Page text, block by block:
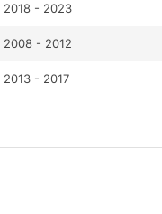
2018 - 2023
2008 - 2012
2013 - 2017